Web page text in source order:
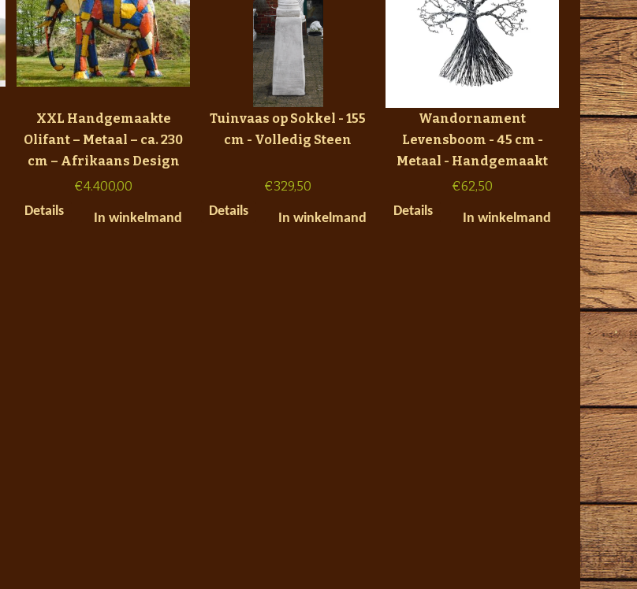
XXL Handgemaakte
Olifant – Metaal – ca. 230
cm – Afrikaans Design
€4.400,00
Details
In winkelmand
Tuinvaas op Sokkel - 155
cm - Volledig Steen
€329,50
Details
In winkelmand
Wandornament
Levensboom - 45 cm -
Metaal - Handgemaakt
€62,50
Details
In winkelmand